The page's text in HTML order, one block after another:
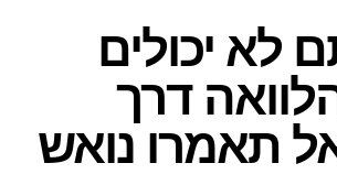
לא יכולים
דרך
תאמרו נואש